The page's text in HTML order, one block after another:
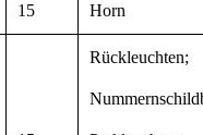
15 Horn
Rückleuchten;